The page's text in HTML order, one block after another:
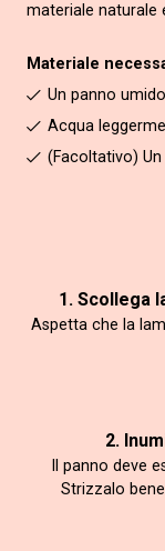
materiale naturale
Materiale
Un panno
Acqua
(Facoltativo)
1. Scollega
Aspetta che la
2.
Il panno deve
Strizzalo